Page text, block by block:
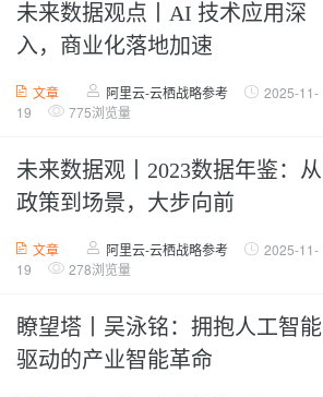
未来数据观点丨AI 技术应用深
入，商业化落地加速
文章 阿里云-云栖战略参考
2025-11-
19
775浏览量
未来数据观丨2023数据年鉴：从
政策到场景，大步向前
文章 阿里云-云栖战略参考
2025-11-
19
278浏览量
瞭望塔丨吴泳铭：拥抱人工智能
驱动的产业智能革命